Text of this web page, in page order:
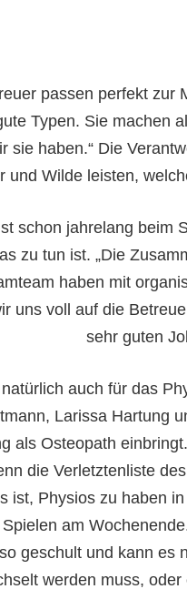
passen perfekt zur
Typen. Sie machen
sie haben.“ Die
und Wilde leisten,
schon jahrelang beim
zu tun ist. „Die
haben mit
uns voll auf die
sehr guten
auch für das
Larissa Hartung
als Osteopath
die Verletztenliste
ist, Physios zu haben
am
geschult und kann es
werden muss,